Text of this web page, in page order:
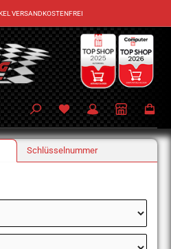
VERSANDKOSTENFREI
Schlüsselnummer